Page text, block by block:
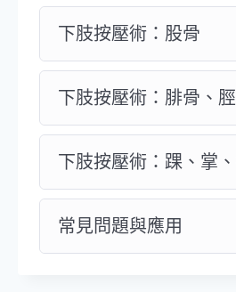
下肢按壓術：股骨
下肢按壓術：腓骨、
下肢按壓術：踝、掌
常見問題與應用